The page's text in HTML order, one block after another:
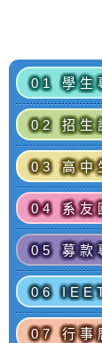
01 學生
02 招生
03 高中
04 系友
05 募款
06
07 行事